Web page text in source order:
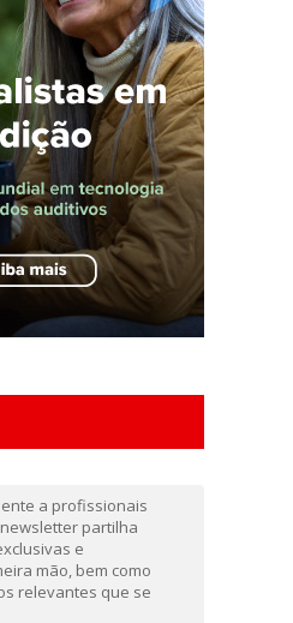
a profissionais
partilha
e
mão, bem como
relevantes que se